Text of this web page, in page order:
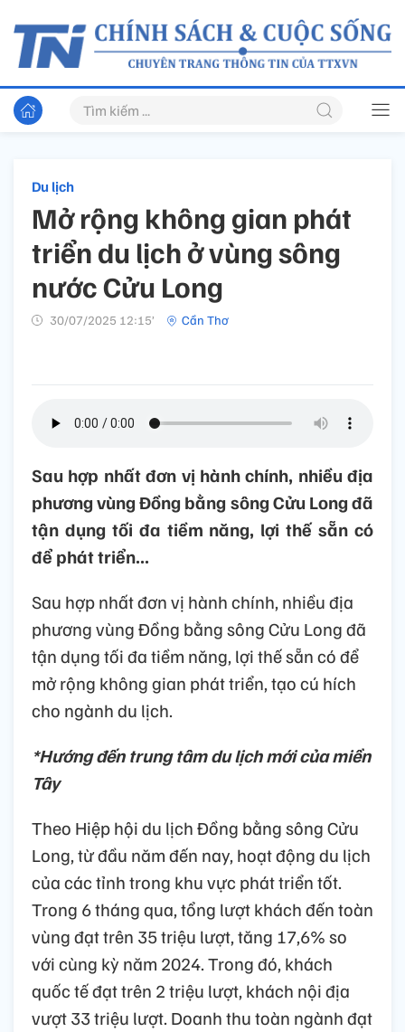
Du lịch
Mở rộng không gian phát
triển du lịch ở vùng sông
nước Cửu Long
30/07/2025 12:15’ Cần Thơ
Sau hợp nhất đơn vị hành chính, nhiều địa
phương vùng Đồng bằng sông Cửu Long đã
tận dụng tối đa tiềm năng, lợi thế sẵn có
để phát triển...
Sau hợp nhất đơn vị hành chính, nhiều địa
phương vùng Đồng bằng sông Cửu Long đã
tận dụng tối đa tiềm năng, lợi thế sẵn có để
mở rộng không gian phát triển, tạo cú hích
cho ngành du lịch.
*Hướng đến trung tâm du lịch mới của miền
Tây
Theo Hiệp hội du lịch Đồng bằng sông Cửu
Long, từ đầu năm đến nay, hoạt động du lịch
của các tỉnh trong khu vực phát triển tốt.
Trong 6 tháng qua, tổng lượt khách đến toàn
vùng đạt trên 35 triệu lượt, tăng 17,6% so
với cùng kỳ năm 2024. Trong đó, khách
quốc tế đạt trên 2 triệu lượt, khách nội địa
vượt 33 triệu lượt. Doanh thu toàn ngành đạt